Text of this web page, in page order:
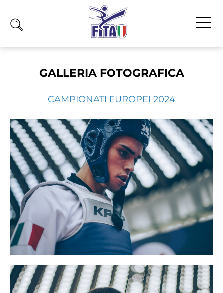
Calendario
News
Olimpiadi
Atleti
Atleti Combattimento
Atleti Poomsae e Freestyle
Atleti Parataekwondo
Competizioni
Tesseramento
Licenze WT
Formazione
GALLERIA FOTOGRAFICA
CAMPIONATI EUROPEI 2024